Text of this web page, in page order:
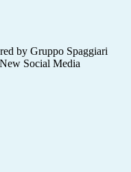
by Gruppo Spaggiari
Social Media